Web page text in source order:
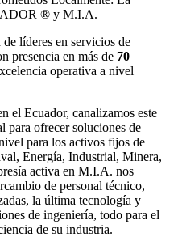
® y M.I.A.
líderes en servicios de
presencia en más de 70
operativa a nivel
el Ecuador, canalizamos este
para ofrecer soluciones de
para los activos fijos de
Energía, Industrial, Minera,
activa en M.I.A. nos
de personal técnico,
la última tecnología y
de ingeniería, todo para el
de su industria.